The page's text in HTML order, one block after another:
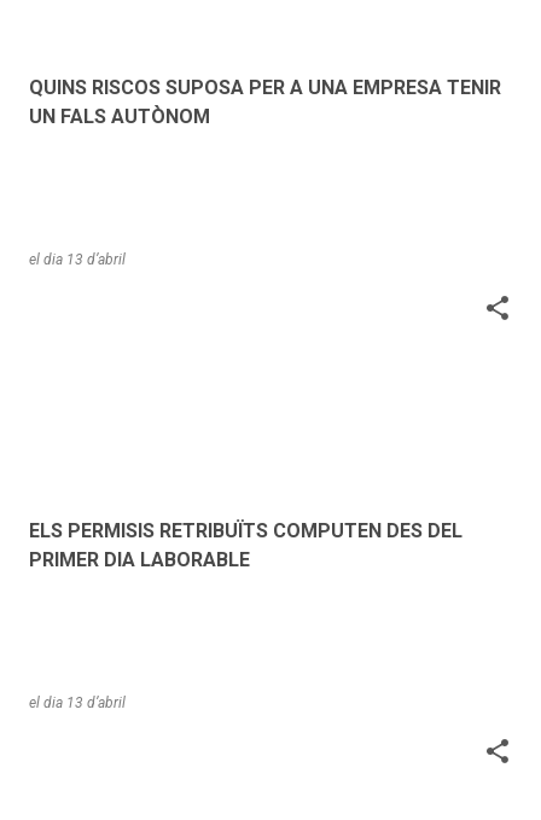
QUINS RISCOS SUPOSA PER A UNA EMPRESA TENIR
UN FALS AUTÒNOM
el dia 13 d’abril
ELS PERMISIS RETRIBUÏTS COMPUTEN DES DEL
PRIMER DIA LABORABLE
el dia 13 d’abril